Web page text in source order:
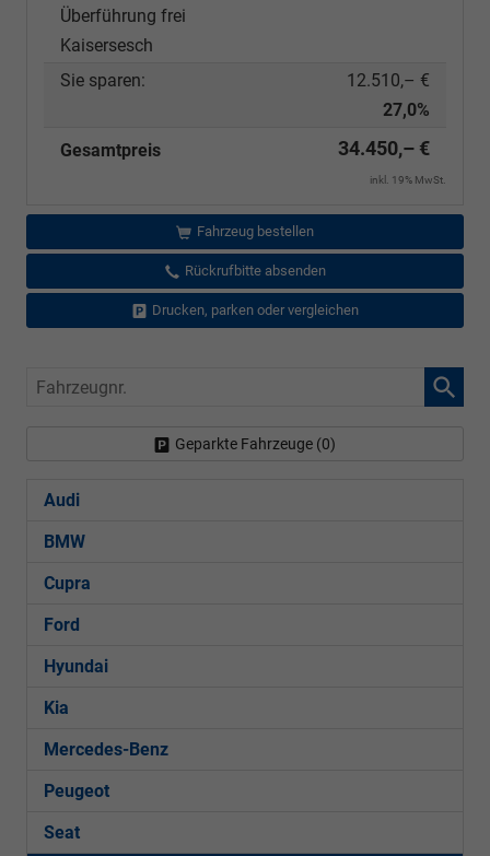
Überführung frei
Kaisersesch
Sie sparen:
12.510,– €
27,0%
Gesamtpreis
34.450,– €
inkl. 19% MwSt.
Fahrzeug bestellen
Rückrufbitte absenden
Drucken, parken oder vergleichen
Fahrzeugnr.
Geparkte Fahrzeuge (0)
Audi
BMW
Cupra
Ford
Hyundai
Kia
Mercedes-Benz
Peugeot
Seat